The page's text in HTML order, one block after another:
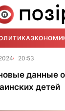
20:53
данные
детей